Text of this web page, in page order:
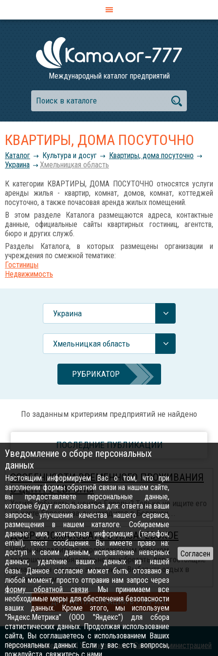
Международный каталог предприятий
КВАРТИРЫ, ДОМА ПОСУТОЧНО
Каталог Культура и досуг
Квартиры, дома посуточно
Украина
Хмельницкая область
К категории КВАРТИРЫ, ДОМА ПОСУТОЧНО относятся услуги
аренды жилья - квартир, комнат, домов, комнат, коттеджей
посуточно, а также почасовая аренда жилых помещений.
В этом разделе Каталога размещаются адреса, контактные
данные, официальные сайты квартирных гостиниц, агентств,
бюро и других служб.
Разделы Каталога, в которых размещены организации и
учреждения по смежной тематике:
Гостиницы
Недвижимость
Украина
Хмельницкая область
РУБРИКАТОР
По заданным критериям предприятий не найдено
ПОСЛЕДНИЕ ПУБЛИКАЦИИ
ОСОБЕННОСТИ ВРЕМЕННОГО ПРОЖИВАНИЯ
В ЦЕНТРЕ ЕВРОПЫ
Хотите побывать в центре Европы? Только не ищите его
на карте Евросоюза: он находится в Беларуси...
ДОБРО ПОЖАЛОВАТЬ В ЛАЗАРЕВСКОЕ
Чтобы насладиться первоклассным отдыхом,
совершенно необязательно приобретать дорогостоящие
авиабилеты и лететь за границу. Выберите отдых в
Лазаревском ...
ДРУГИЕ ПУБЛИКАЦИИ В РУБРИКЕ
Правила размещения| Услуги портала|Связь с администрацией
Уведомление о сборе персональных
данных
Настоящим информируем Вас о том, что при
заполнении формы обратной связи на нашем сайте,
вы предоставляете персональные данные,
которые будут использоваться для: ответа на ваши
запросы, улучшения качества нашего сервиса,
размещения в нашем каталоге. Собираемые
данные: имя, контактная информация (телефон,
email), текст сообщения. Вы имеете право на:
доступ к своим данным, исправление неверных
данных, удаление ваших данных из нашей
базы. Данное согласие может быть отозвано в
любой момент, просто отправив нам запрос через
форму обратной связи. Мы принимаем все
необходимые меры для обеспечения безопасности
ваших данных. Кроме этого, мы используем
"Яндекс.Метрика" (ООО "Яндекс") для сбора
статистических данных. Продолжая использование
сайта, Вы соглашаетесь с использованием Ваших
персональных данных. Если у вас есть вопросы,